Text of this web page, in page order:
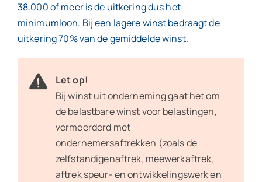
38.000 of meer is de uitkering dus het
minimumloon. Bij een lagere winst bedraagt de
uitkering 70% van de gemiddelde winst.
Let op!
Bij winst uit onderneming gaat het om
de belastbare winst voor belastingen,
vermeerderd met
ondernemersaftrekken (zoals de
zelfstandigenaftrek, meewerkaftrek,
aftrek speur- en ontwikkelingswerk en